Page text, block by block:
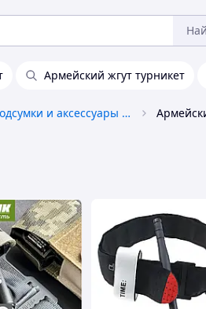
Армейский жгут турникет
Навесные подсумки и аксессуары к ним